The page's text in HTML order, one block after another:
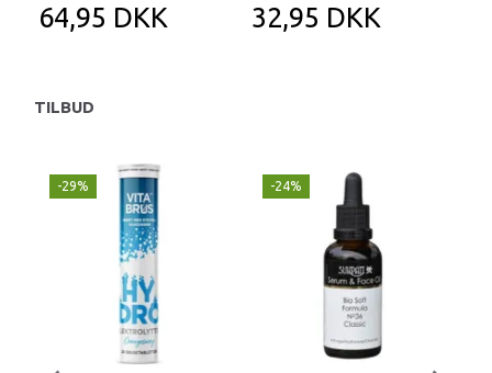
64,95 DKK 32,95 DKK
TILBUD
-29% -24%